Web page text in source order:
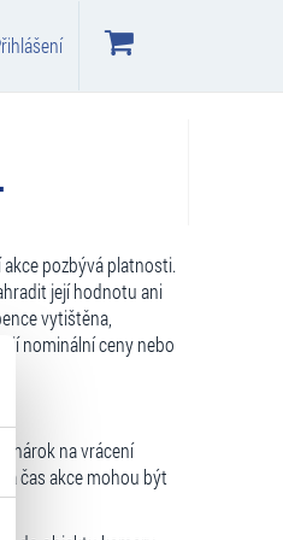
pozbývá platnosti.
její hodnotu ani
vytištěna,
nominální ceny nebo
nárok na vrácení
a čas akce mohou být